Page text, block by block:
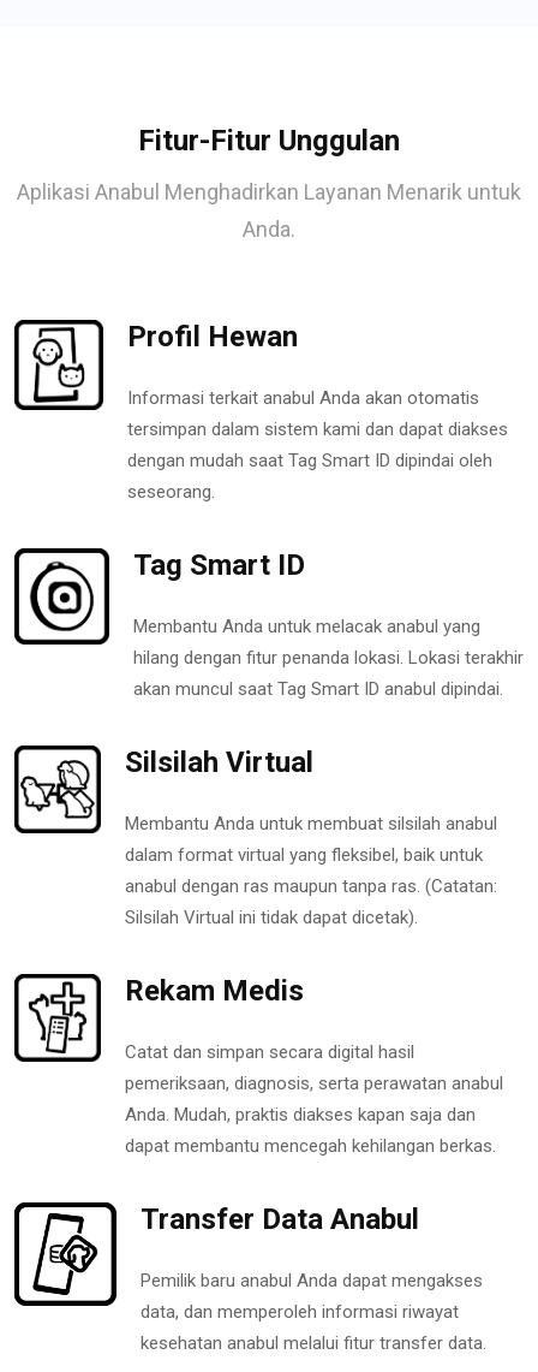
Fitur-Fitur Unggulan
Aplikasi Anabul Menghadirkan Layanan Menarik untuk
Anda.
Profil Hewan
Informasi terkait anabul Anda akan otomatis
tersimpan dalam sistem kami dan dapat diakses
dengan mudah saat Tag Smart ID dipindai oleh
seseorang.
Tag Smart ID
Membantu Anda untuk melacak anabul yang
hilang dengan fitur penanda lokasi. Lokasi terakhir
akan muncul saat Tag Smart ID anabul dipindai.
Silsilah Virtual
Membantu Anda untuk membuat silsilah anabul
dalam format virtual yang fleksibel, baik untuk
anabul dengan ras maupun tanpa ras. (Catatan:
Silsilah Virtual ini tidak dapat dicetak).
Rekam Medis
Catat dan simpan secara digital hasil
pemeriksaan, diagnosis, serta perawatan anabul
Anda. Mudah, praktis diakses kapan saja dan
dapat membantu mencegah kehilangan berkas.
Transfer Data Anabul
Pemilik baru anabul Anda dapat mengakses
data, dan memperoleh informasi riwayat
kesehatan anabul melalui fitur transfer data.